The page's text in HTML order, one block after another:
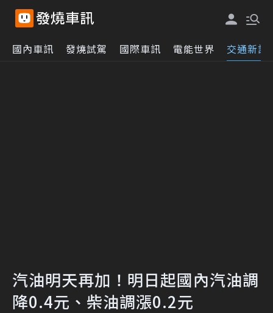
國內車訊 發燒試駕 國際車訊 電能世界 交通新訊
汽油明天再加！明日起國內汽油調
降0.4元、柴油調漲0.2元